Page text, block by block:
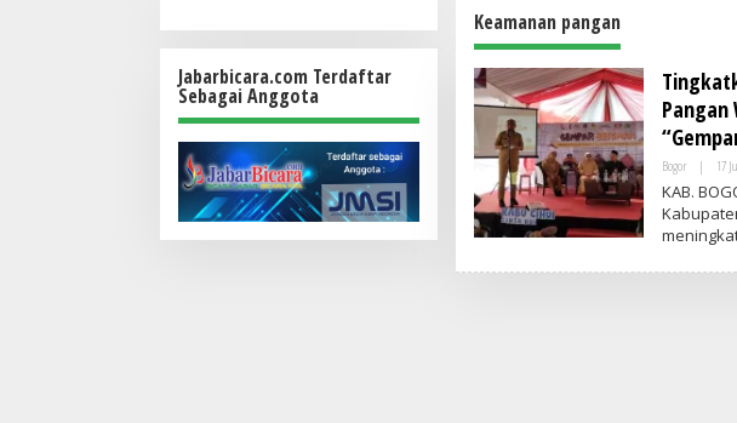
Bunga, dan Aksi Sosial Sarat
Makna
Jabarbicara.com Terdaftar
Sebagai Anggota
Keamanan pangan
Pangan
Bogor | 17
KAB.